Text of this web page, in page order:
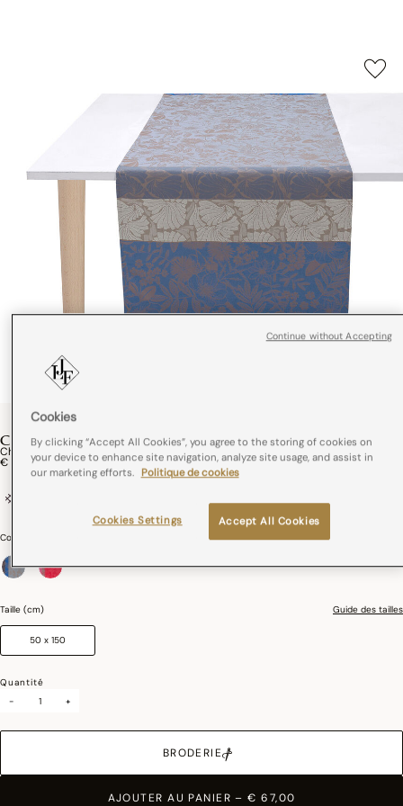
COTTAGE
Chemin De Table Cottage Coton
€ 67,00
Couleurs :
Taille (cm) Guide des tailles
50 x 150
Quantité
-
+
BRODERIE
AJOUTER AU PANIER–€ 67,00
Cookies
By clicking “Accept All Cookies”, you agree to the storing of cookies on
your device to enhance site navigation, analyze site usage, and assist in
our marketing efforts. Politique de cookies
Accept All Cookies
Cookies Settings
Continue without Accepting